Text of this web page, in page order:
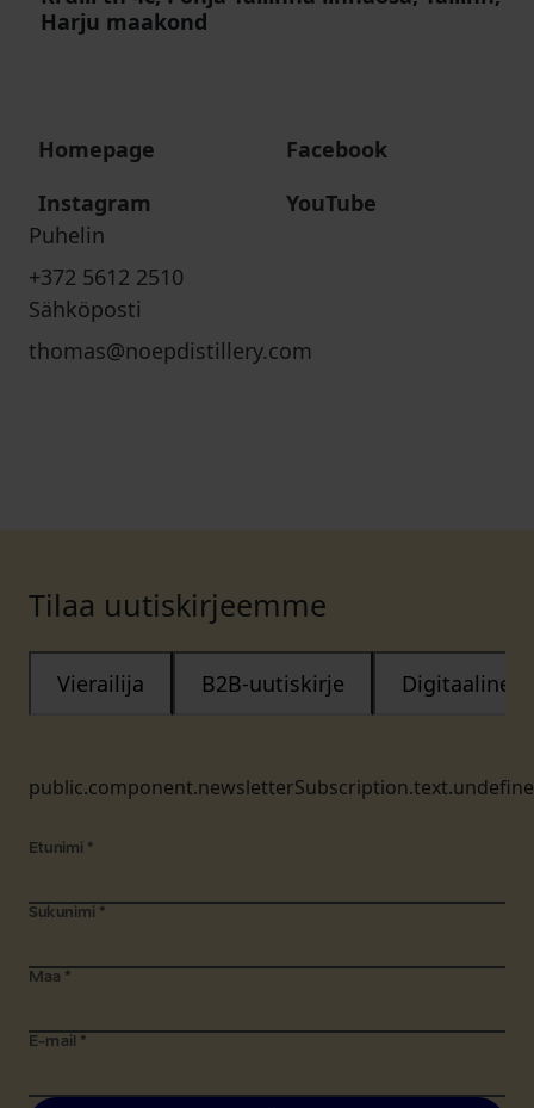
Harju maakond
Homepage
Facebook
Instagram
YouTube
Puhelin
+372 5612 2510
Sähköposti
thomas@noepdistillery.com
Tilaa uutiskirjeemme
Vierailija B2B-uutiskirje Digitaalinen
Etunimi *
Sukunimi *
Maa *
E-mail *